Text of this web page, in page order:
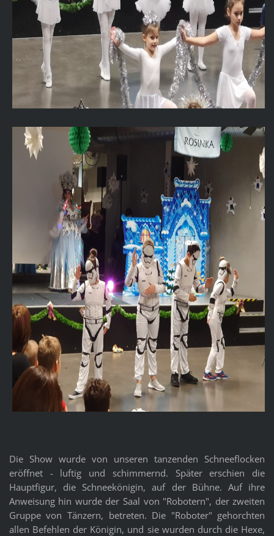
Die Show wurde von unseren tanzenden Schneeflocken
eröffnet - luftig und schimmernd. Später erschien die
Hauptfigur, die Schneekönigin, auf der Bühne. Auf ihre
Anweisung hin wurde der Saal von "Robotern", der zweiten
Gruppe von Tänzern, betreten. Die "Roboter" gehorchten
allen Befehlen der Königin, und sie wurden durch die Hexe,